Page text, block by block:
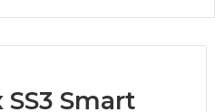
Smart